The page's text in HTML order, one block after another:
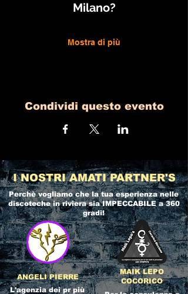
Milano?
Mostra di più
Condividi questo evento
I NOSTRI AMATI PARTNER'S
Perchè vogliamo che la tua esperienza nelle
discoteche in rivierasia IMPECCABILE a 360
gradi!
ANGELI PIERRE
L'agenzia dei pr più
MAIK LEPO
COCORICO